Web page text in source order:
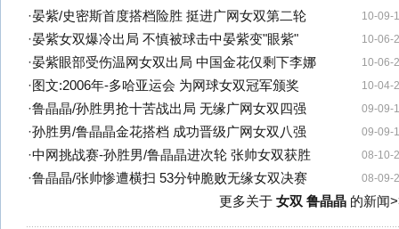
10-09-
·晏紫/史密斯首度搭档险胜 挺进广网女双第二轮
10-06-
·晏紫女双爆冷出局 不慎被球击中晏紫变"眼紫"
10-06-
·晏紫眼部受伤温网女双出局 中国金花仅剩下李娜
10-04-
· 图文:2006年-多哈亚运会 为网球女双冠军颁奖
09-09-
·鲁晶晶/孙胜男抢十苦战出局 无缘广网女双四强
09-09-
·孙胜男/鲁晶晶金花搭档 成功晋级广网女双八强
08-10-
·中网挑战赛-孙胜男/鲁晶晶进次轮 张帅女双获胜
08-09-
·鲁晶晶/张帅惨遭横扫 53分钟脆败无缘女双决赛
更多关于 女双 鲁晶晶的新闻